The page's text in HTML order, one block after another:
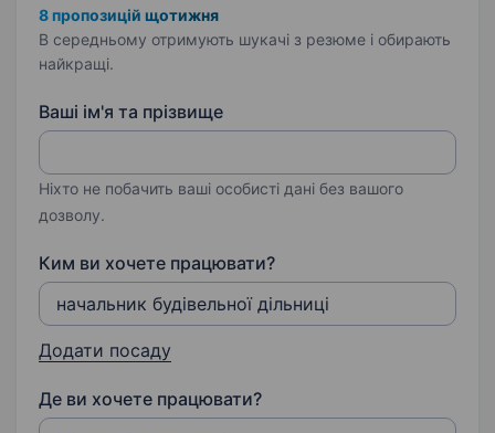
8 пропозицій щотижня
В середньому отримують шукачі з резюме і обирають
найкращі.
Ваші ім'я та прізвище
Ніхто не побачить ваші особисті дані без вашого
дозволу.
Ким ви хочете працювати?
Додати посаду
Де ви хочете працювати?